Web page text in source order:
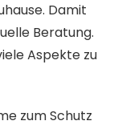
Damit
Beratung.
Aspekte zu
zum Schutz